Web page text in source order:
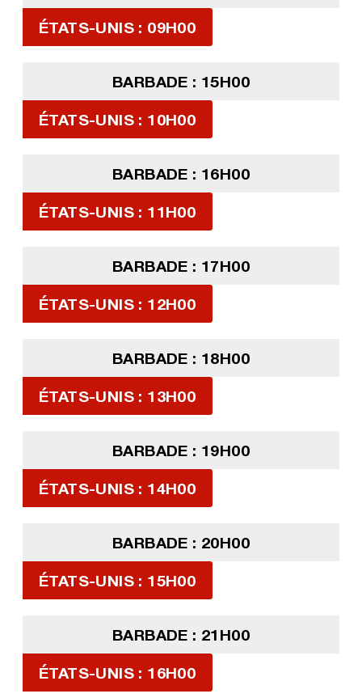
ÉTATS-UNIS : 09H00
BARBADE : 15H00
ÉTATS-UNIS : 10H00
BARBADE : 16H00
ÉTATS-UNIS : 11H00
BARBADE : 17H00
ÉTATS-UNIS : 12H00
BARBADE : 18H00
ÉTATS-UNIS : 13H00
BARBADE : 19H00
ÉTATS-UNIS : 14H00
BARBADE : 20H00
ÉTATS-UNIS : 15H00
BARBADE : 21H00
ÉTATS-UNIS : 16H00